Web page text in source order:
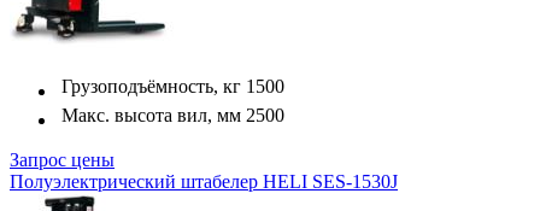
Грузоподъёмность, кг 1500
Макс. высота вил, мм 2500
Запрос цены
Полуэлектрический штабелер HELI SES-1530J